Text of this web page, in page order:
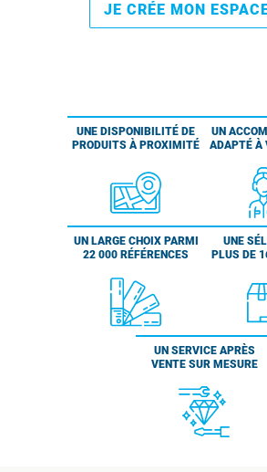
JE CRÉE MON
UNE DISPONIBILITÉ DE
PRODUITS À PROXIMITÉ
UN
ADAPTÉ À
UN LARGE CHOIX PARMI
22 000 RÉFÉRENCES
UNE
PLUS DE
UN SERVICE APRÈS
VENTE SUR MESURE